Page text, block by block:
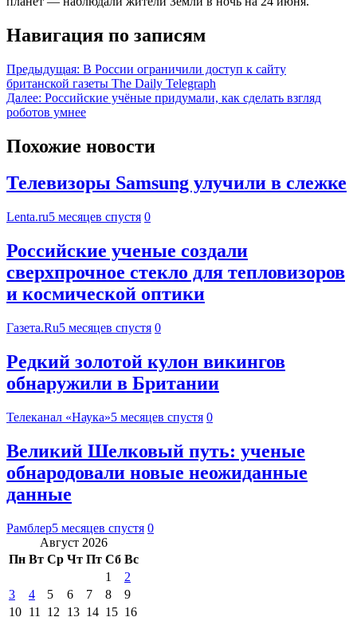
Навигация по записям
Предыдущая: В России ограничили доступ к сайту
британской газеты The Daily Telegraph
Далее: Российские учёные придумали, как сделать взгляд
роботов умнее
Похожие новости
Телевизоры Samsung улучили в слежке
Lenta.ru5 месяцев спустя 0
Российские ученые создали
сверхпрочное стекло для тепловизоров
и космической оптики
Газета.Ru5 месяцев спустя 0
Редкий золотой кулон викингов
обнаружили в Британии
Телеканал «Наука»5 месяцев спустя 0
Великий Шелковый путь: ученые
обнародовали новые неожиданные
данные
Рамблер5 месяцев спустя 0
Август 2026
Пн Вт Ср Чт Пт Сб Вс
1
2
3
4 5 6 7 8
9
10 11 12 13 14 15 16